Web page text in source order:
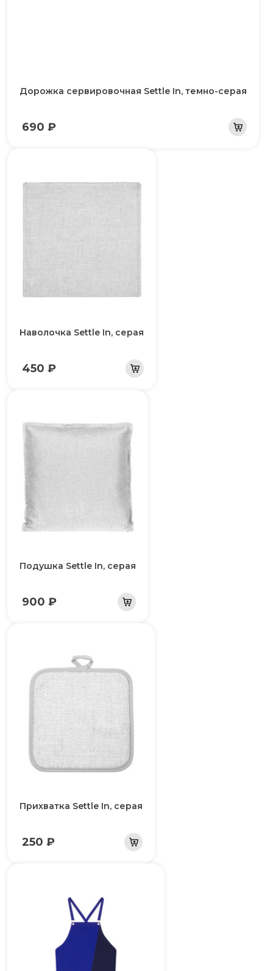
Дорожка сервировочная Settle In, темно-серая
690 ₽
Наволочка Settle In, серая
450 ₽
Подушка Settle In, серая
900 ₽
Прихватка Settle In, серая
250 ₽